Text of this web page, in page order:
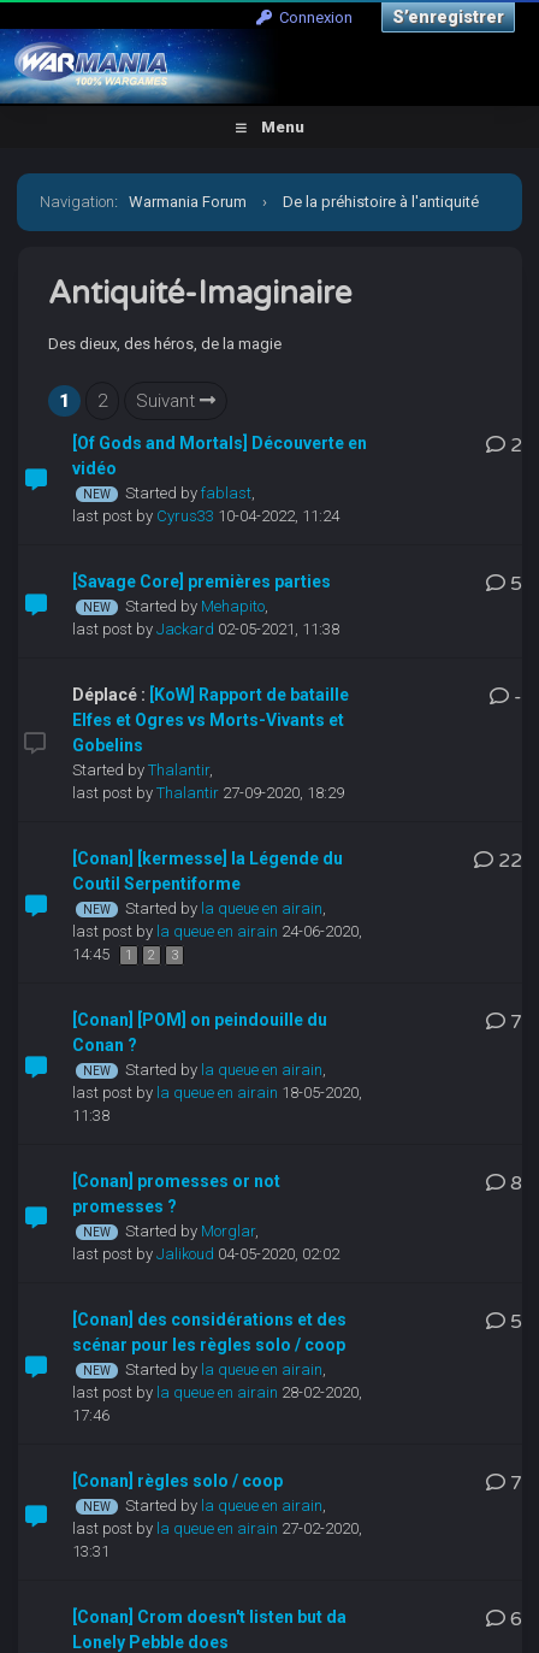
Connexion S’enregistrer
Menu
Navigation:Warmania Forum › De la préhistoire à l'antiquité
Antiquité-Imaginaire
Des dieux, des héros, de la magie
1 2 Suivant
[Of Gods and Mortals] Découverte en
vidéo
Started by fablast,
last post by Cyrus33 10-04-2022, 11:24
2
[Savage Core] premières parties
Started by Mehapito,
last post by Jackard 02-05-2021, 11:38
5
Déplacé :
[KoW] Rapport de bataille
Elfes et Ogres vs Morts-Vivants et
Gobelins
Started by Thalantir,
last post by Thalantir27-09-2020, 18:29
-
[Conan] [kermesse] la Légende du
Coutil Serpentiforme
Started by la queue en airain,
last post by la queue en airain 24-06-2020,
14:45
1 2 3
22
[Conan] [POM] on peindouille du
Conan ?
Started by la queue en airain,
last post by la queue en airain 18-05-2020,
11:38
7
[Conan] promesses or not
promesses ?
Started by Morglar,
last post by Jalikoud 04-05-2020, 02:02
8
[Conan] des considérations et des
scénar pour les règles solo / coop
Started by la queue en airain,
last post by la queue en airain 28-02-2020,
17:46
5
[Conan] règles solo / coop
Started by la queue en airain,
last post by la queue en airain 27-02-2020,
13:31
7
[Conan] Crom doesn't listen but da
Lonely Pebble does
6